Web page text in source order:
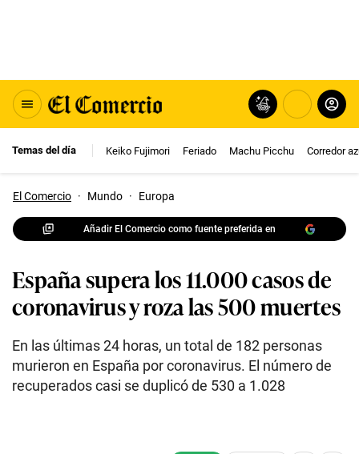
Temas del día Keiko Fujimori Feriado Machu Picchu Corredor
El Comercio · Mundo · Europa
Añadir El Comercio como fuente preferida en
España supera los 11.000 casos de
coronavirus y roza las 500 muertes
En las últimas 24 horas, un total de 182 personas
murieron en España por coronavirus. El número de
recuperados casi se duplicó de 530 a 1.028